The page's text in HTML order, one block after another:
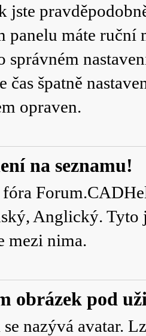
jste
panelu máte ruční
správném
čas špatně
opraven.
na seznamu!
Anglický.
mezi nima.
obrázek pod
nazývá avatar.